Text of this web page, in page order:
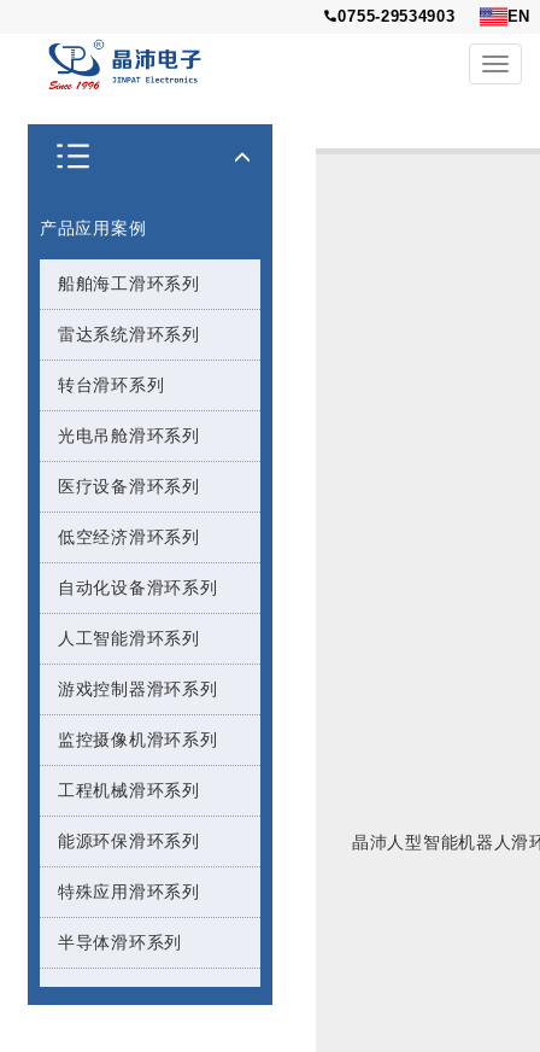
0755-29534903 EN
产品应用案例
船舶海工滑环系列
雷达系统滑环系列
转台滑环系列
光电吊舱滑环系列
医疗设备滑环系列
低空经济滑环系列
自动化设备滑环系列
人工智能滑环系列
游戏控制器滑环系列
监控摄像机滑环系列
工程机械滑环系列
能源环保滑环系列
特殊应用滑环系列
半导体滑环系列
晶沛人型智能机器人滑